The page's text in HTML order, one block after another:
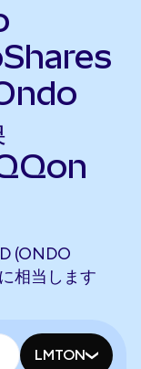
(ONDO
相当します
LMTON